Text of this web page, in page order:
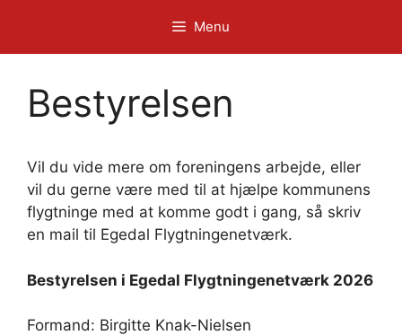
indhold
Menu
Bestyrelsen
Vil du vide mere om foreningens arbejde, eller
vil du gerne være med til at hjælpe kommunens
flygtninge med at komme godt i gang, så skriv
en mail til Egedal Flygtningenetværk.
Bestyrelsen i Egedal Flygtningenetværk 2026
Formand: Birgitte Knak-Nielsen